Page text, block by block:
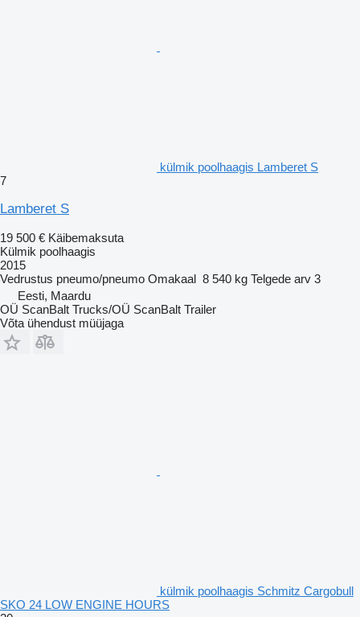
külmik poolhaagis Lamberet S
7
Lamberet S
19 500 € Käibemaksuta
Külmik poolhaagis
2015
Vedrustus pneumo/pneumo Omakaal 8 540 kg Telgede arv 3
Eesti, Maardu
OÜ ScanBalt Trucks/OÜ ScanBalt Trailer
Võta ühendust müüjaga
külmik poolhaagis Schmitz Cargobull
SKO 24 LOW ENGINE HOURS